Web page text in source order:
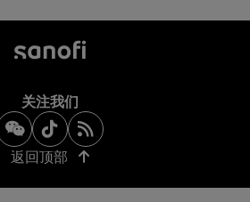
关注我们
返回顶部